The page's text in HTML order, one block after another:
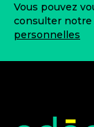
Vous pouvez
consulter notre
personnelles